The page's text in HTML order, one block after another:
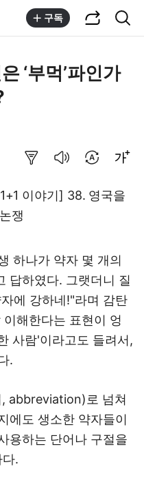
구독
‘부먹’파인가
이야기] 38. 영국을
쟁
하나가 약자 몇 개의
답하였다. 그랫더니 질
에 강하네!"라며 감탄
해한다는 표현이 엉
사람'이라고도 들려서,
.
abbreviation)로 넘쳐
에도 생소한 약자들이
용하는 단어나 구절을
.